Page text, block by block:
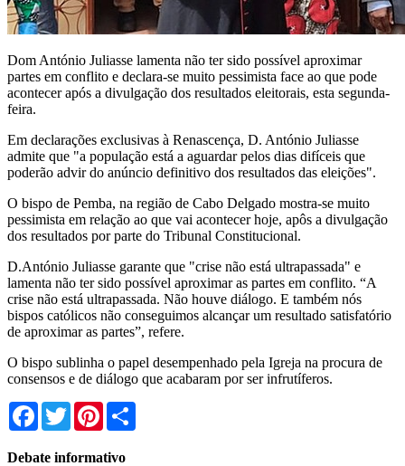
Dom António Juliasse lamenta não ter sido possível aproximar
partes em conflito e declara-se muito pessimista face ao que pode
acontecer após a divulgação dos resultados eleitorais, esta segunda-
feira.
Em declarações exclusivas à Renascença, D. António Juliasse
admite que "a população está a aguardar pelos dias difíceis que
poderão advir do anúncio definitivo dos resultados das eleições".
O bispo de Pemba, na região de Cabo Delgado mostra-se muito
pessimista em relação ao que vai acontecer hoje, apôs a divulgação
dos resultados por parte do Tribunal Constitucional.
D.António Juliasse garante que "crise não está ultrapassada" e
lamenta não ter sido possível aproximar as partes em conflito. “A
crise não está ultrapassada. Não houve diálogo. E também nós
bispos católicos não conseguimos alcançar um resultado satisfatório
de aproximar as partes”, refere.
O bispo sublinha o papel desempenhado pela Igreja na procura de
consensos e de diálogo que acabaram por ser infrutíferos.
Facebook
TwitterPinterest
Debate informativo